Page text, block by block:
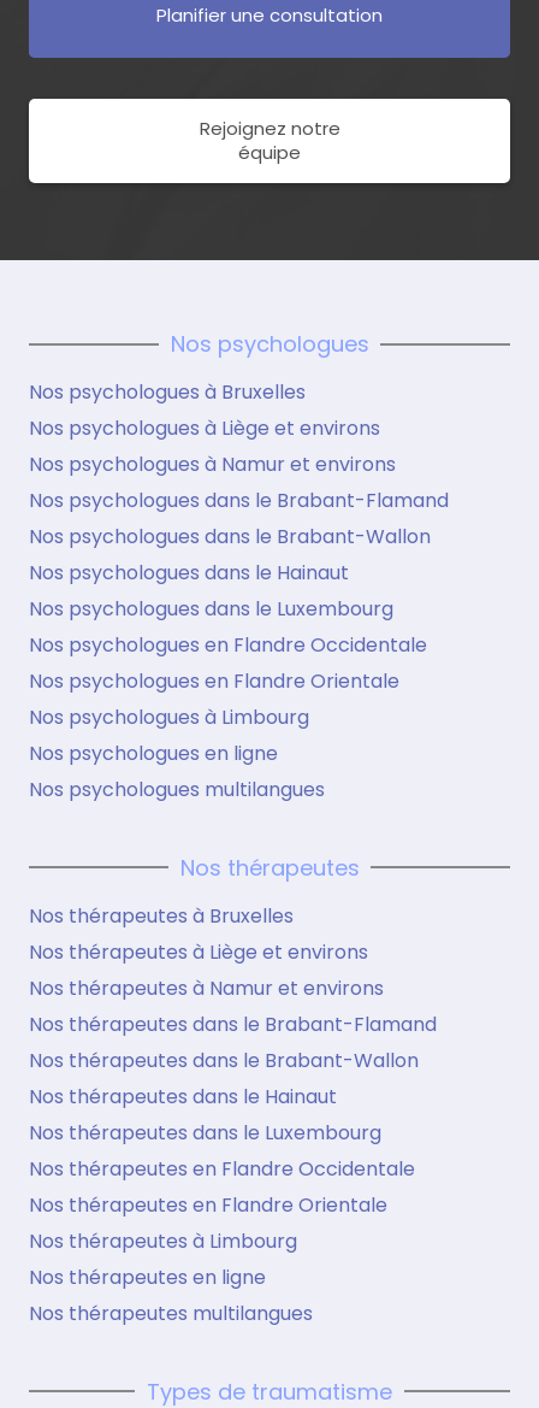
Planifier une consultation
Rejoignez notre
équipe
Nos psychologues
Nos psychologues à Bruxelles
Nos psychologues à Liège et environs
Nos psychologues à Namur et environs
Nos psychologues dans le Brabant-Flamand
Nos psychologues dans le Brabant-Wallon
Nos psychologues dans le Hainaut
Nos psychologues dans le Luxembourg
Nos psychologues en Flandre Occidentale
Nos psychologues en Flandre Orientale
Nos psychologues à Limbourg
Nos psychologues en ligne
Nos psychologues multilangues
Nos thérapeutes
Nos thérapeutes à Bruxelles
Nos thérapeutes à Liège et environs
Nos thérapeutes à Namur et environs
Nos thérapeutes dans le Brabant-Flamand
Nos thérapeutes dans le Brabant-Wallon
Nos thérapeutes dans le Hainaut
Nos thérapeutes dans le Luxembourg
Nos thérapeutes en Flandre Occidentale
Nos thérapeutes en Flandre Orientale
Nos thérapeutes à Limbourg
Nos thérapeutes en ligne
Nos thérapeutes multilangues
Types de traumatisme